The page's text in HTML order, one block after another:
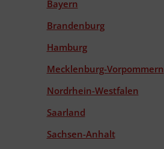
Bayern
Brandenburg
Hamburg
Mecklenburg-Vorpommern
Nordrhein-Westfalen
Saarland
Sachsen-Anhalt